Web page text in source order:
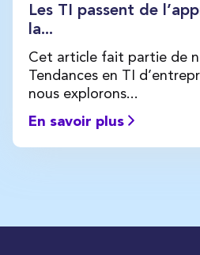
Les TI passent de
la...
Cet article fait partie de
Tendances en TI
nous explorons...
En savoir plus